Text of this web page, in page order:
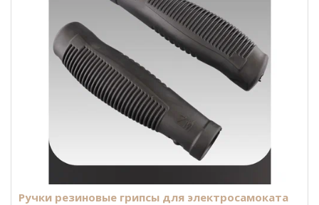
Ручки резиновые грипсы для электросамоката